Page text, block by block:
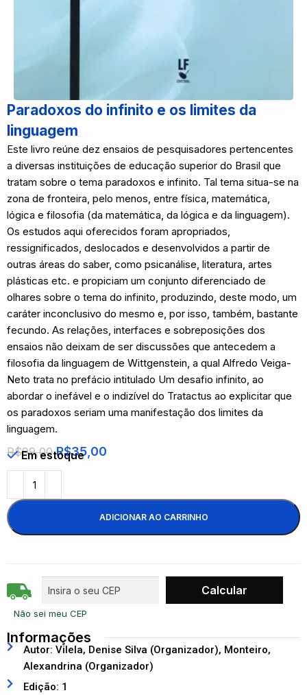
Paradoxos do infinito e os limites da
linguagem
Este livro reúne dez ensaios de pesquisadores pertencentes
a diversas instituições de educação superior do Brasil que
tratam sobre o tema paradoxos e infinito. Tal tema situa-se na
zona de fronteira, pelo menos, entre física, matemática,
lógica e filosofia (da matemática, da lógica e da linguagem).
Os estudos aqui oferecidos foram apropriados,
ressignificados, deslocados e desenvolvidos a partir de
outras áreas do saber, como psicanálise, literatura, artes
plásticas etc. e propiciam um conjunto diferenciado de
olhares sobre o tema do infinito, produzindo, deste modo, um
caráter inconclusivo do mesmo e, por isso, também, bastante
fecundo. As relações, interfaces e sobreposições dos
ensaios não deixam de ser discussões que antecedem a
filosofia da linguagem de Wittgenstein, a qual Alfredo Veiga-
Neto trata no prefácio intitulado Um desafio infinito, ao
abordar o inefável e o indizível do Tratactus ao explicitar que
os paradoxos seriam uma manifestação dos limites da
linguagem.
R$99,00 R$35,00
Em estoque
ADICIONAR AO CARRINHO
Não sei meu CEP
Informações
Autor: Vilela, Denise Silva (Organizador), Monteiro,
Alexandrina (Organizador)
Edição: 1